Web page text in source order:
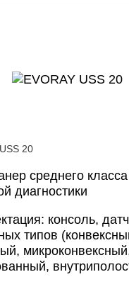
20
среднего
диагностики
консоль,
типов